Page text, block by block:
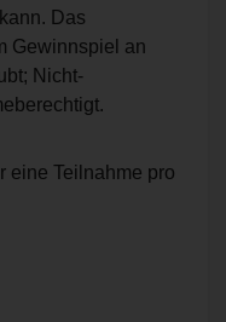
Das
Gewinnspiel an
Nicht-
eine Teilnahme pro